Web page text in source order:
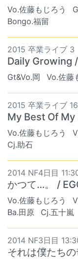
Vo.佐藤もじろう
Bongo.福留
2015 卒業ライブ 3
Daily Growing
Gt&Vo.岡 Vo.佐藤
2015 卒業ライブ 16
My Best Of
Vo.佐藤もじろう
Cj.助石
2014 NF4日目
かつて…。 /
Vo.佐藤もじろう
Ba.田原
Cj.五十嵐
2014 NF3日目
それは僕たちの